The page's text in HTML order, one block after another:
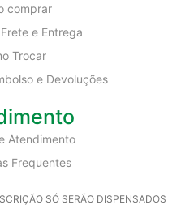
comprar
e Entrega
Trocar
e Devoluções
Atendimento
Frequentes
SÓ SERÃO DISPENSADOS